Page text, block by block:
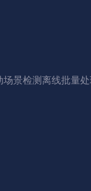
景检测离线批量